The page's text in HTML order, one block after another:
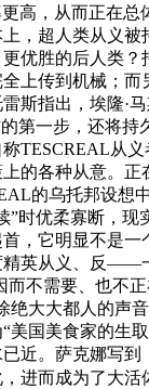
高，从而正在
，超人类从义
优胜的后人类
上传到机械；而
斯指出，埃隆·
第一步，还将
TESCREAL从
的各种从意。
的乌托邦设想
”时优柔寡断，
，它明显不是
英从义、反——
而不需要、也不
绝大大都人的声
国美食家的生取
近。萨克娜写
进而成为了大